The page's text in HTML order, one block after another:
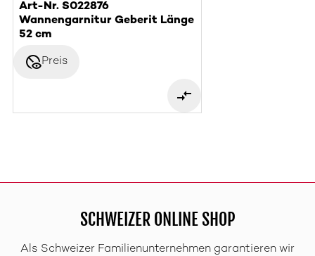
Art-Nr. S022876
Wannengarnitur Geberit Länge
52 cm
disabled_visiblePreis
SCHWEIZER ONLINE SHOP
Als Schweizer Familienunternehmen garantieren wir